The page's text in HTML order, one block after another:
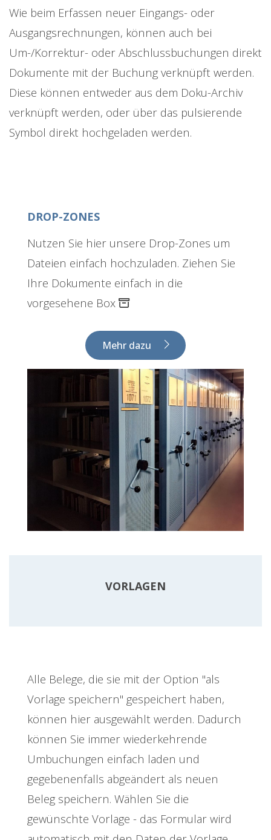
Wie beim Erfassen neuer Eingangs- oder
Ausgangsrechnungen, können auch bei
Um-/Korrektur- oder Abschlussbuchungen direkt
Dokumente mit der Buchung verknüpft werden.
Diese können entweder aus dem Doku-Archiv
verknüpft werden, oder über das pulsierende
Symbol direkt hochgeladen werden.
DROP-ZONES
Nutzen Sie hier unsere Drop-Zones um
Dateien einfach hochzuladen. Ziehen Sie
Ihre Dokumente einfach in die
vorgesehene Box
Mehr dazu
VORLAGEN
Alle Belege, die sie mit der Option "als
Vorlage speichern" gespeichert haben,
können hier ausgewählt werden. Dadurch
können Sie immer wiederkehrende
Umbuchungen einfach laden und
gegebenenfalls abgeändert als neuen
Beleg speichern. Wählen Sie die
gewünschte Vorlage - das Formular wird